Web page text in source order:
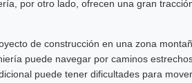
por otro lado, ofrecen una gran
de construcción en una zona
puede navegar por caminos
puede tener dificultades para